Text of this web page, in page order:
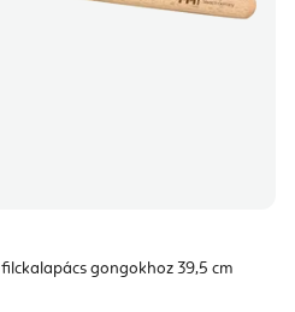
gongokhoz 39,5 cm